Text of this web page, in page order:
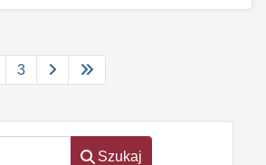
Szukaj
3